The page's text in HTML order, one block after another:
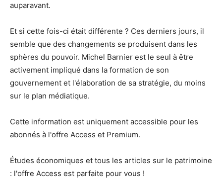
auparavant.
Et si cette fois-ci était différente ? Ces derniers jours, il
semble que des changements se produisent dans les
sphères du pouvoir. Michel Barnier est le seul à être
activement impliqué dans la formation de son
gouvernement et l'élaboration de sa stratégie, du moins
sur le plan médiatique.
Cette information est uniquement accessible pour les
abonnés à l'offre Access et Premium.
Études économiques et tous les articles sur le patrimoine
: l'offre Access est parfaite pour vous !